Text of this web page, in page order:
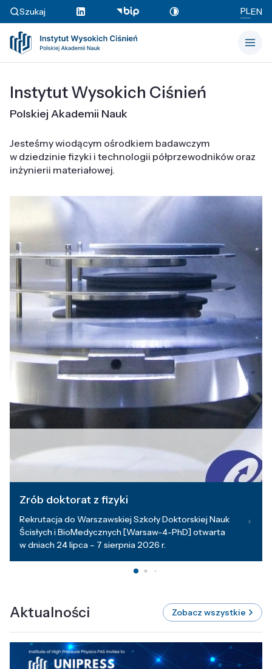
Szukaj PLEN
Instytut Wysokich Ciśnień
Polskiej Akademii Nauk
Jesteśmy wiodącym ośrodkiem badawczym
w dziedzinie fizyki i technologii półprzewodników oraz
inżynierii materiałowej.
Zrób doktorat z fizyki
Rekrutacja do Warszawskiej Szkoły Doktorskiej Nauk
Ścisłych i BioMedycznych [Warsaw-4-PhD] otwarta
w dniach 24 lipca – 7 sierpnia 2026 r.
Aktualności Zobacz wszystkie